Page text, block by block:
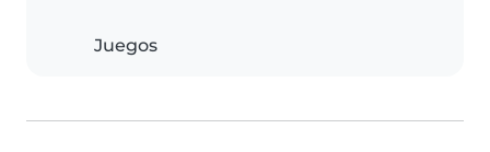
Juegos